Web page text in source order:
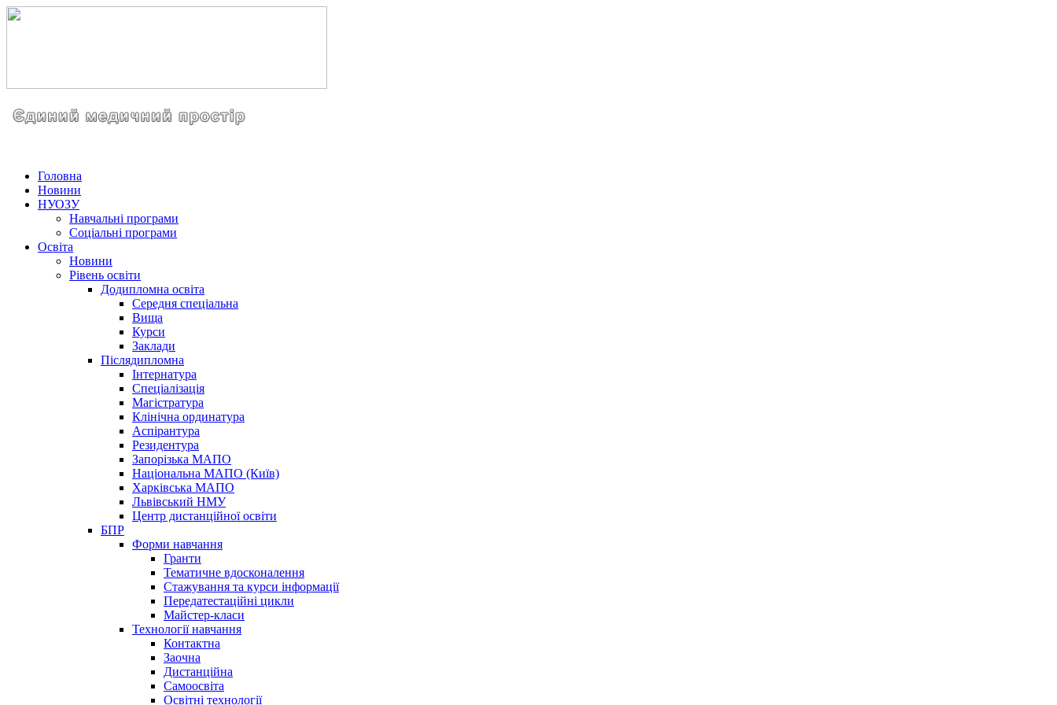
Головна
Новини
НУОЗУ
Навчальні програми
Соціальні програми
Освіта
Новини
Рівень освіти
Додипломна освіта
Середня спеціальна
Вища
Курси
Заклади
Післядипломна
Інтернатура
Спеціалізація
Магістратура
Клінічна ординатура
Аспірантура
Резидентура
Запорізька МАПО
Національна МАПО (Київ)
Харківська МАПО
Львівський НМУ
Центр дистанційної освіти
БПР
Форми навчання
Гранти
Тематичне вдосконалення
Стажування та курси інформації
Передатестаційні цикли
Майстер-класи
Технології навчання
Контактна
Заочна
Дистанційна
Самоосвіта
Освітні технології